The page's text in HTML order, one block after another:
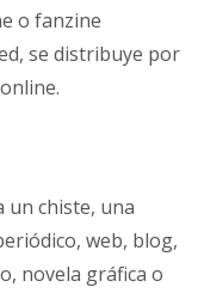
o fanzine
se distribuye por
un chiste, una
web, blog,
novela gráfica o